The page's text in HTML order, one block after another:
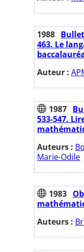
1988
463. Le
Auteur :
1987
533-547.
Auteurs :
Marie-Odile
1983
Auteurs :